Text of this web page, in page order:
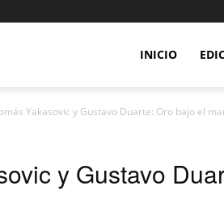
INICIO
Yakasovic y Gustavo Duarte: Oro bajo el
y Gustavo